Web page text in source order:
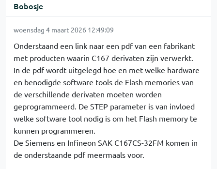
Bobosje
woensdag 4 maart 2026 12:49:09
Onderstaand een link naar een pdf van een fabrikant
met producten waarin C167 derivaten zijn verwerkt.
In de pdf wordt uitgelegd hoe en met welke hardware
en benodigde software tools de Flash memories van
de verschillende derivaten moeten worden
geprogrammeerd. De STEP parameter is van invloed
welke software tool nodig is om het Flash memory te
kunnen programmeren.
De Siemens en Infineon SAK C167CS-32FM komen in
de onderstaande pdf meermaals voor.